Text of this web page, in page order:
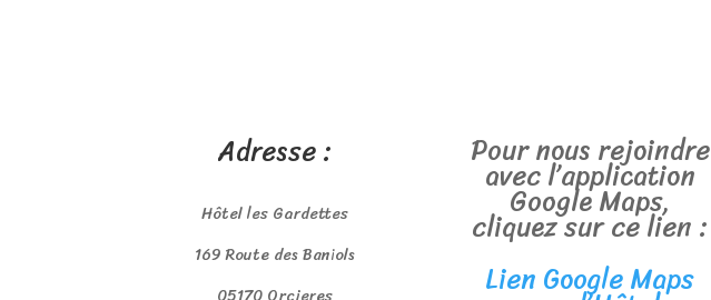
Adresse :
Hôtel les Gardettes
169 Route des Baniols
Pour nous rejoindre
avec l’application
Google Maps,
cliquez sur ce lien :
Lien Google Maps